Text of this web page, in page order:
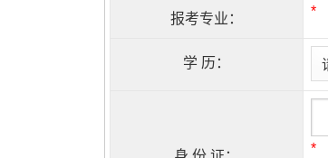
报考专业： *
学 历：
*